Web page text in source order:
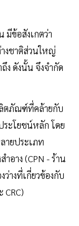
มีข้อสังเกตว่า
งชาติส่วนใหญ่
ง ดังนั้น จึงจำกัด
ตภัณฑ์ที่คล้ายกับ
ระโยชน์หลัก โดย
ายประเภท
ำอาง (CPN - ร้าน
ว่างที่เกี่ยวข้องกับ
CRC)